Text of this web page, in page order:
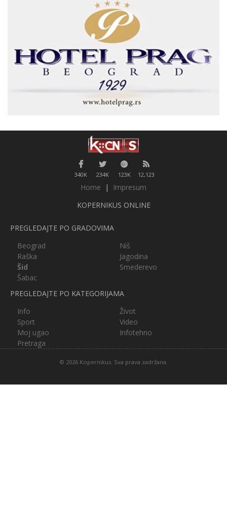
340K 234K 123K 12,123
Home |
Impresum
KOPERNIKUS ONLINE
PREGLEDAJTE PO GRADOVIMA
Beograd
Niš
Raška
Jagodina
Šid
Smederevo
Šabac
PREGLEDAJTE PO KATEGORIJAMA
Info
Život
Sport
Video
Moj ugao
Infotehno
Pretraga
© 2026 Kopernikus. Sva prava zadržana.